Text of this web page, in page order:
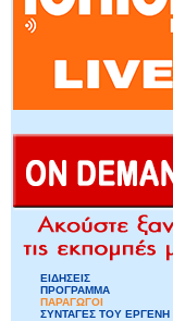
ΕΙΔΗΣΕΙΣ
ΠΡΟΓΡΑΜΜΑ
ΠΑΡΑΓΩΓΟΙ
ΣΥΝΤΑΓΕΣ ΤΟΥ ΕΡΓΕΝΗ